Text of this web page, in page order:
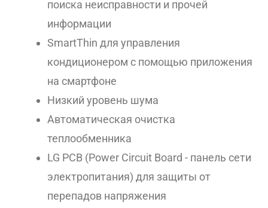
поиска неисправности и прочей
информации
SmartThin для управления
кондиционером с помощью приложения
на смартфоне
Низкий уровень шума
Автоматическая очистка
теплообменника
LG PCB (Power Circuit Board - панель сети
электропитания) для защиты от
перепадов напряжения